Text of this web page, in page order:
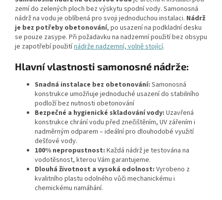
zemí do zelených ploch bez výskytu spodní vody. Samonosná
nádrž na vodu je oblíbená pro svoji jednoduchou instalaci. Nádrž
je bez potřeby obetonování, po usazení na podkladní desku
se pouze zasype. Při požadavku na nadzemní použití bez obsypu
je zapotřebí použitínádrže nadzemní, volně stojící.
Hlavní vlastnosti samonosné nádrže:
Snadná instalace bez obetonování: Samonosná
konstrukce umožňuje jednoduché usazení do stabilního
podloží bez nutnosti obetonování
Bezpečné a hygienické skladování vody: Uzavřená
konstrukce chrání vodu před znečištěním, UV zářením i
nadměrným odparem – ideální pro dlouhodobé využití
dešťové vody.
100% nepropustnost: Každá nádrž je testována na
vodotěsnost, kterou Vám garantujeme.
Dlouhá životnost a vysoká odolnost: Vyrobeno z
kvalitního plastu odolného vůči mechanickému i
chemickému namáhání.